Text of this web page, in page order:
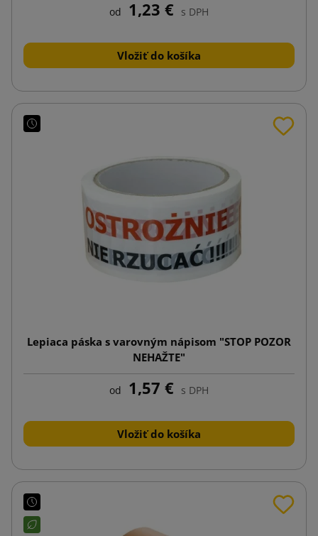
od 1,23 € s DPH
Vložiť do košíka
Lepiaca páska s varovným nápisom "STOP POZOR
NEHAŽTE"
od 1,57 € s DPH
Vložiť do košíka